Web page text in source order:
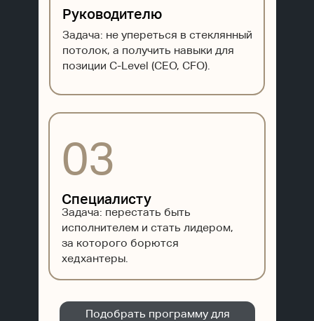
Подобрать программу для
03
Задача: перестать быть
исполнителем и стать лидером,
за которого борются
хедхантеры.
Специалисту
Задача: не упереться в стеклянный
потолок, а получить навыки для
позиции C-Level (CEO, CFO).
Руководителю